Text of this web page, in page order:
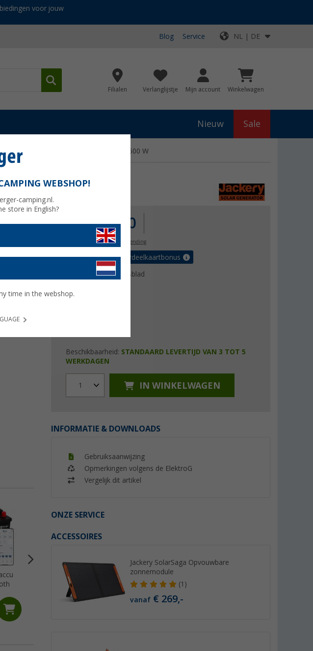
voor jouw
Blog Service NL | DE
Filialen Verlanglijstje Mijn account Winkelwagen
Nieuw Sale
draagbare energiecentrale 3072 Wh / 3600 W
W
€ 1.855,00
Prijzen incl. BTWgratis verzending
92,75€ met de voordeelkaartbonus
Productgegevensblad
Beschikbaarheid: STANDAARD LEVERTIJD VAN 3 TOT 5
WERKDAGEN
1 IN WINKELWAGEN
INFORMATIE & DOWNLOADS
Gebruiksaanwijzing
Opmerkingen volgens de ElektroG
Vergelijk dit artikel
ONZE SERVICE
ACCESSOIRES
Jackery SolarSaga Opvouwbare
zonnemodule
(1)
vanaf € 269,-
Berger LiFePO4 Lithium accu
100 Ah Eco
EcoFlow Delta 3 draagbare
energiecentrale 1 kWh 1.800
WEBSHOP!
camping.nl.
store in English?
time in the webshop.